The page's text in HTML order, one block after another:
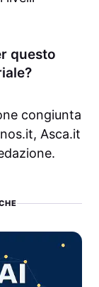
questo
congiunta
Asca.it